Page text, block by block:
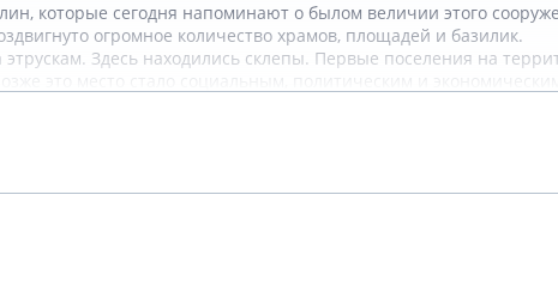
которые сегодня напоминают о былом величии этого
огромное количество храмов, площадей и базилик.
Здесь находились склепы. Первые поселения на
это место стало социальным, политическим и
свое былое значение и функции. В конечном итоге бывший